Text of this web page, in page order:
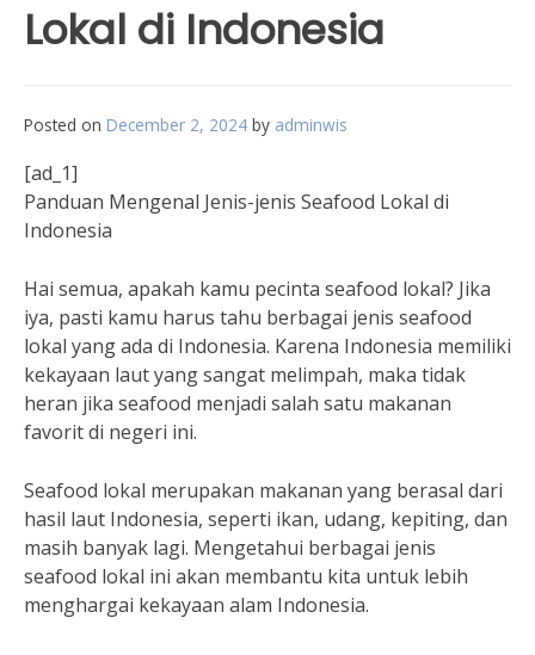
Lokal di Indonesia
Posted on December 2, 2024 by adminwis
[ad_1]
Panduan Mengenal Jenis-jenis Seafood Lokal di
Indonesia
Hai semua, apakah kamu pecinta seafood lokal? Jika
iya, pasti kamu harus tahu berbagai jenis seafood
lokal yang ada di Indonesia. Karena Indonesia memiliki
kekayaan laut yang sangat melimpah, maka tidak
heran jika seafood menjadi salah satu makanan
favorit di negeri ini.
Seafood lokal merupakan makanan yang berasal dari
hasil laut Indonesia, seperti ikan, udang, kepiting, dan
masih banyak lagi. Mengetahui berbagai jenis
seafood lokal ini akan membantu kita untuk lebih
menghargai kekayaan alam Indonesia.